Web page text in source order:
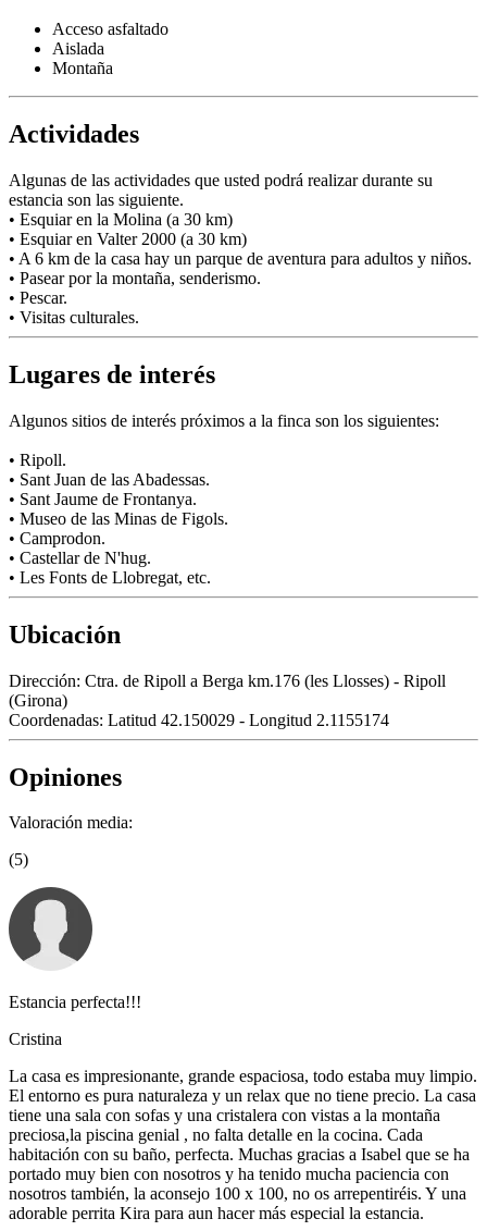
Acceso asfaltado
Aislada
Montaña
Actividades
Algunas de las actividades que usted podrá realizar durante su
estancia son las siguiente.
• Esquiar en la Molina (a 30 km)
• Esquiar en Valter 2000 (a 30 km)
• A 6 km de la casa hay un parque de aventura para adultos y niños.
• Pasear por la montaña, senderismo.
• Pescar.
• Visitas culturales.
Lugares de interés
Algunos sitios de interés próximos a la finca son los siguientes:
• Ripoll.
• Sant Juan de las Abadessas.
• Sant Jaume de Frontanya.
• Museo de las Minas de Figols.
• Camprodon.
• Castellar de N'hug.
• Les Fonts de Llobregat, etc.
Ubicación
Dirección: Ctra. de Ripoll a Berga km.176 (les Llosses) - Ripoll
(Girona)
Coordenadas: Latitud 42.150029 - Longitud 2.1155174
Opiniones
Valoración media:
(5)
Estancia perfecta!!!
Cristina
La casa es impresionante, grande espaciosa, todo estaba muy limpio.
El entorno es pura naturaleza y un relax que no tiene precio. La casa
tiene una sala con sofas y una cristalera con vistas a la montaña
preciosa,la piscina genial , no falta detalle en la cocina. Cada
habitación con su baño, perfecta. Muchas gracias a Isabel que se ha
portado muy bien con nosotros y ha tenido mucha paciencia con
nosotros también, la aconsejo 100 x 100, no os arrepentiréis. Y una
adorable perrita Kira para aun hacer más especial la estancia.